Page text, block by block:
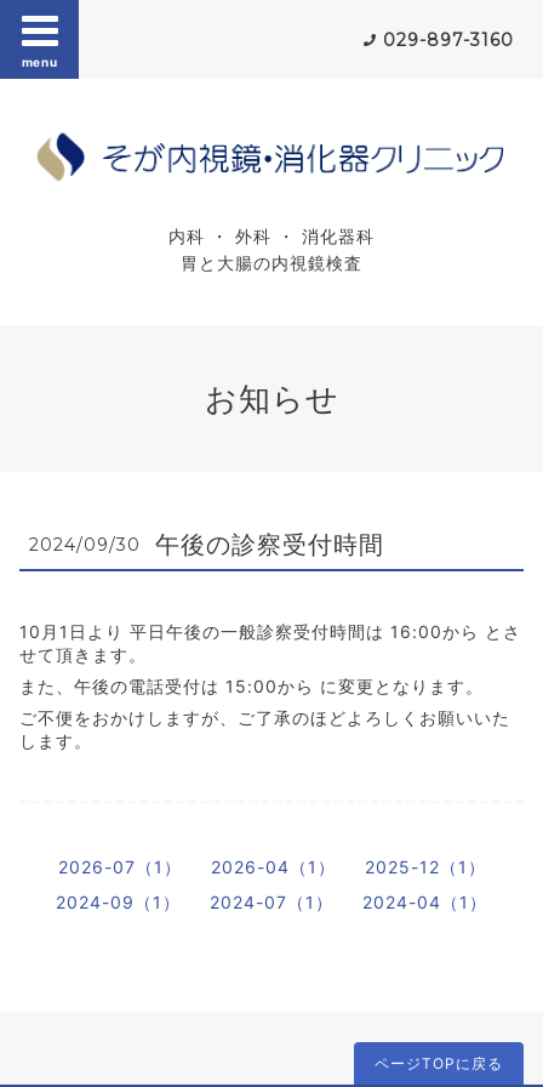
menu
029-897-3160
内科 ・ 外科 ・ 消化器科
胃と大腸の内視鏡検査
お知らせ
2024/09/30 午後の診察受付時間
10月1日より 平日午後の一般診察受付時間は 16:00から とさ
せて頂きます。
また、午後の電話受付は 15:00から に変更となります。
ご不便をおかけしますが、ご了承のほどよろしくお願いいた
します。
2026-07（1） 2026-04（1）
2025-12（1）
2024-09（1）
2024-07（1） 2024-04（1）
ページTOPに戻る